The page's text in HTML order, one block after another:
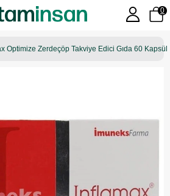
0
Optimize Zerdeçöp Takviye Edici Gıda 60 Kapsül